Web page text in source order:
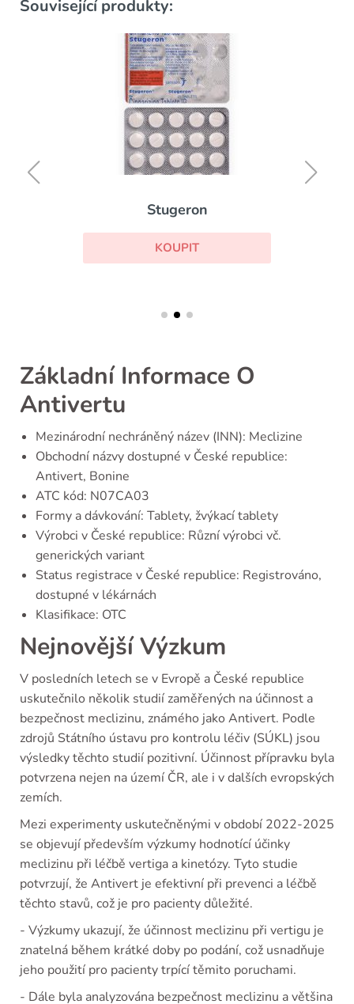
Související produkty:
Stugeron
KOUPIT
Základní Informace O
Antivertu
Mezinárodní nechráněný název (INN): Meclizine
Obchodní názvy dostupné v České republice:
Antivert, Bonine
ATC kód: N07CA03
Formy a dávkování: Tablety, žvýkací tablety
Výrobci v České republice: Různí výrobci vč.
generických variant
Status registrace v České republice: Registrováno,
dostupné v lékárnách
Klasifikace: OTC
Nejnovější Výzkum
V posledních letech se v Evropě a České republice
uskutečnilo několik studií zaměřených na účinnost a
bezpečnost meclizinu, známého jako Antivert. Podle
zdrojů Státního ústavu pro kontrolu léčiv (SÚKL) jsou
výsledky těchto studií pozitivní. Účinnost přípravku byla
potvrzena nejen na území ČR, ale i v dalších evropských
zemích.
Mezi experimenty uskutečněnými v období 2022-2025
se objevují především výzkumy hodnotící účinky
meclizinu při léčbě vertiga a kinetózy. Tyto studie
potvrzují, že Antivert je efektivní při prevenci a léčbě
těchto stavů, což je pro pacienty důležité.
- Výzkumy ukazují, že účinnost meclizinu při vertigu je
znatelná během krátké doby po podání, což usnadňuje
jeho použití pro pacienty trpící těmito poruchami.
- Dále byla analyzována bezpečnost meclizinu a většina